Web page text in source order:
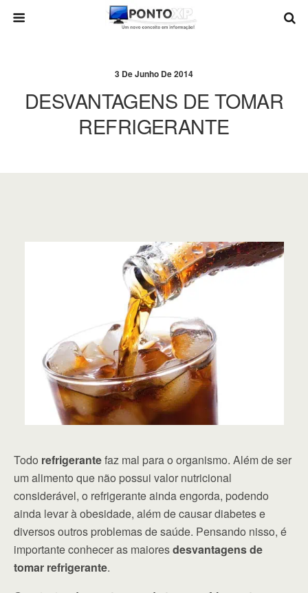
3 De Junho De 2014
DESVANTAGENS DE TOMAR
REFRIGERANTE
Todo refrigerantefaz mal para o organismo. Além de ser
um alimento que não possui valor nutricional
considerável, o refrigerante ainda engorda, podendo
ainda levar à obesidade, além de causar diabetes e
diversos outros problemas de saúde. Pensando nisso, é
importante conhecer as maioresdesvantagens de
tomar refrigerante.